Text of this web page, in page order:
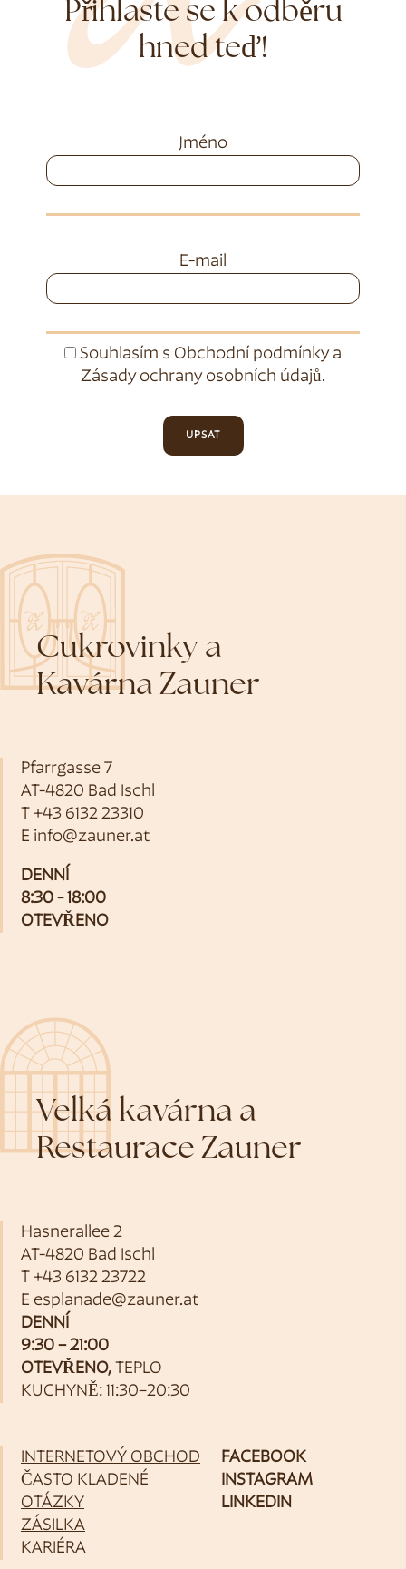
Přihlaste se k odběru
hned teď!
Jméno
E-mail
Souhlasím s Obchodní podmínkya
Zásady ochrany osobních údajů.
UPSAT
Cukrovinky a
Kavárna Zauner
Pfarrgasse 7
AT-4820 Bad Ischl
T +43 6132 23310
E info@zauner.at
DENNÍ
8:30 - 18:00
OTEVŘENO
Velká kavárna a
Restaurace Zauner
Hasnerallee 2
AT-4820 Bad Ischl
T +43 6132 23722
E esplanade@zauner.at
DENNÍ
9:30 – 21:00
OTEVŘENO, TEPLO
KUCHYNĚ: 11:30–20:30
INTERNETOVÝ OBCHOD
ČASTO KLADENÉ
OTÁZKY
ZÁSILKA
KARIÉRA
FACEBOOK
INSTAGRAM
LINKEDIN